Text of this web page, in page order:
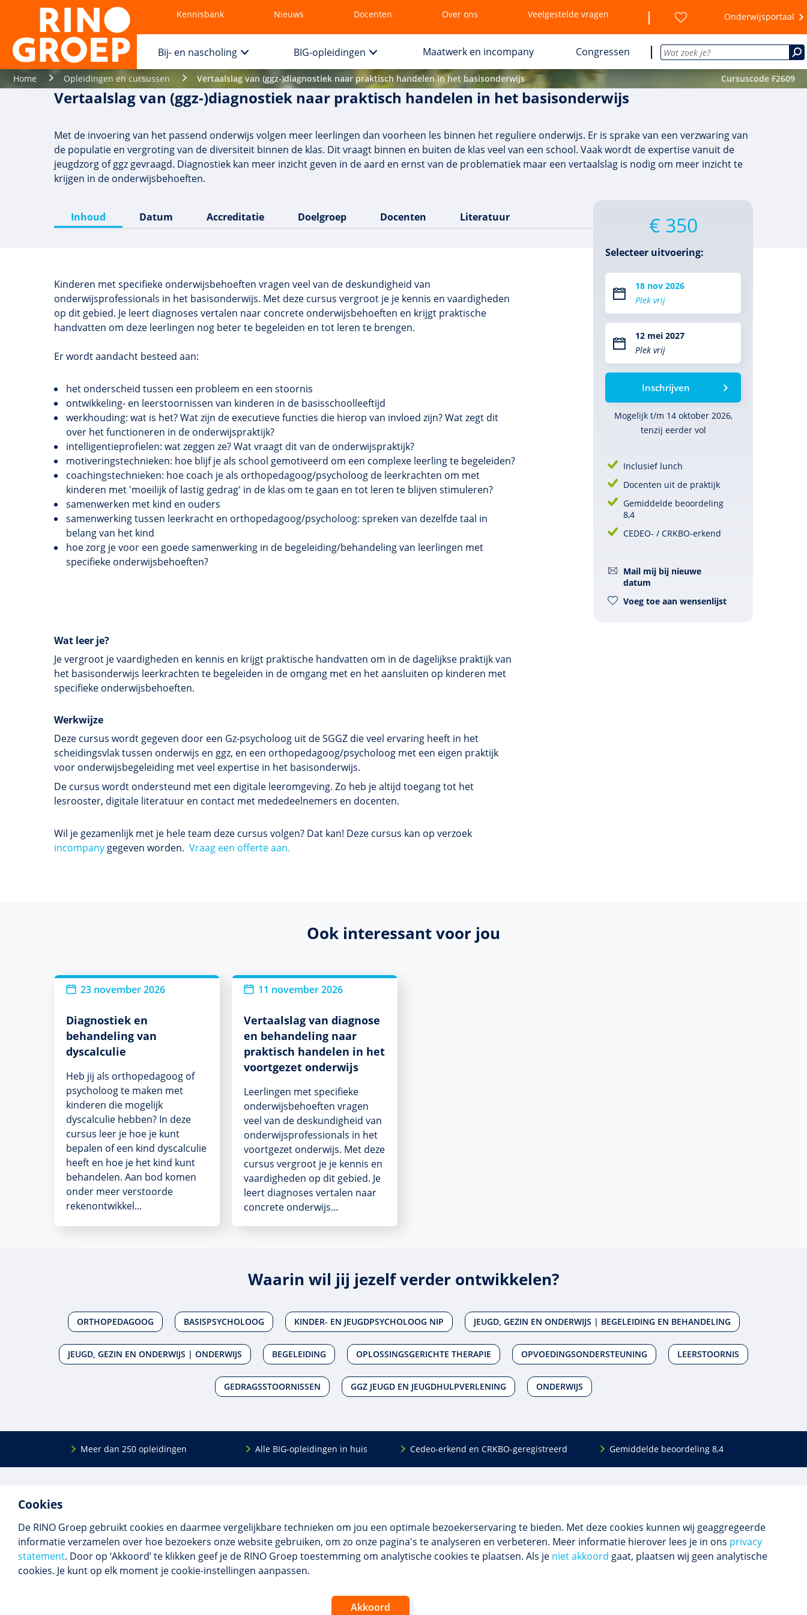
Cookies
De RINO Groep gebruikt cookies en daarmee vergelijkbare technieken om jou een optimale bezoekerservaring te bieden. Met deze cookies kunnen wij geaggregeerde
informatie verzamelen over hoe bezoekers onze website gebruiken, om zo onze pagina's te analyseren en verbeteren. Meer informatie hierover lees je in ons privacy
statement. Door op ‘Akkoord’ te klikken geef je de RINO Groep toestemming om analytische cookies te plaatsen. Als je niet akkoord gaat, plaatsen wij geen analytische
cookies. Je kunt op elk moment je cookie-instellingen aanpassen.
Akkoord
Kennisbank Nieuws Docenten Over ons Veelgestelde vragen Onderwijsportaal
Bij- en nascholing BIG-opleidingen Maatwerk en incompany Congressen
Home Opleidingen en cursussen Vertaalslag van (ggz-)diagnostiek naar praktisch handelen in het basisonderwijs Cursuscode F2609
Vertaalslag van (ggz-)diagnostiek naar praktisch handelen in het basisonderwijs
Met de invoering van het passend onderwijs volgen meer leerlingen dan voorheen les binnen het reguliere onderwijs. Er is sprake van een verzwaring van
de populatie en vergroting van de diversiteit binnen de klas. Dit vraagt binnen en buiten de klas veel van een school. Vaak wordt de expertise vanuit de
jeugdzorg of ggz gevraagd. Diagnostiek kan meer inzicht geven in de aard en ernst van de problematiek maar een vertaalslag is nodig om meer inzicht te
krijgen in de onderwijsbehoeften.
€ 350
Selecteer uitvoering:
18 nov 2026
Plek vrij
12 mei 2027
Plek vrij
Inschrijven
Mogelijk t/m 14 oktober 2026,
tenzij eerder vol
Inclusief lunch
Docenten uit de praktijk
Gemiddelde beoordeling
8,4
CEDEO- / CRKBO-erkend
Mail mij bij nieuwe
datum
Voeg toe aan wensenlijst
Inhoud Datum Accreditatie Doelgroep Docenten Literatuur
Kinderen met specifieke onderwijsbehoeften vragen veel van de deskundigheid van
onderwijsprofessionals in het basisonderwijs. Met deze cursus vergroot je je kennis en vaardigheden
op dit gebied. Je leert diagnoses vertalen naar concrete onderwijsbehoeften en krijgt praktische
handvatten om deze leerlingen nog beter te begeleiden en tot leren te brengen.
Er wordt aandacht besteed aan:
het onderscheid tussen een probleem en een stoornis
ontwikkeling- en leerstoornissen van kinderen in de basisschoolleeftijd
werkhouding: wat is het? Wat zijn de executieve functies die hierop van invloed zijn? Wat zegt dit
over het functioneren in de onderwijspraktijk?
intelligentieprofielen: wat zeggen ze? Wat vraagt dit van de onderwijspraktijk?
motiveringstechnieken: hoe blijf je als school gemotiveerd om een complexe leerling te begeleiden?
coachingstechnieken: hoe coach je als orthopedagoog/psycholoog de leerkrachten om met
kinderen met 'moeilijk of lastig gedrag' in de klas om te gaan en tot leren te blijven stimuleren?
samenwerken met kind en ouders
samenwerking tussen leerkracht en orthopedagoog/psycholoog: spreken van dezelfde taal in
belang van het kind
hoe zorg je voor een goede samenwerking in de begeleiding/behandeling van leerlingen met
specifieke onderwijsbehoeften?
Wat leer je?
Je vergroot je vaardigheden en kennis en krijgt praktische handvatten om in de dagelijkse praktijk van
het basisonderwijs leerkrachten te begeleiden in de omgang met en het aansluiten op kinderen met
specifieke onderwijsbehoeften.
Werkwijze
Deze cursus wordt gegeven door een Gz-psycholoog uit de SGGZ die veel ervaring heeft in het
scheidingsvlak tussen onderwijs en ggz, en een orthopedagoog/psycholoog met een eigen praktijk
voor onderwijsbegeleiding met veel expertise in het basisonderwijs.
De cursus wordt ondersteund met een digitale leeromgeving. Zo heb je altijd toegang tot het
lesrooster, digitale literatuur en contact met mededeelnemers en docenten.
Wil je gezamenlijk met je hele team deze cursus volgen? Dat kan! Deze cursus kan op verzoek
incompany gegeven worden. Vraag een offerte aan.
Ook interessant voor jou
23 november 2026
Diagnostiek en
behandeling van
dyscalculie
Heb jij als orthopedagoog of
psycholoog te maken met
kinderen die mogelijk
dyscalculie hebben? In deze
cursus leer je hoe je kunt
bepalen of een kind dyscalculie
heeft en hoe je het kind kunt
behandelen. Aan bod komen
onder meer verstoorde
rekenontwikkel…
11 november 2026
Vertaalslag van diagnose
en behandeling naar
praktisch handelen in het
voortgezet onderwijs
Leerlingen met specifieke
onderwijsbehoeften vragen
veel van de deskundigheid van
onderwijsprofessionals in het
voortgezet onderwijs. Met deze
cursus vergroot je je kennis en
vaardigheden op dit gebied. Je
leert diagnoses vertalen naar
concrete onderwijs…
Waarin wil jij jezelf verder ontwikkelen?
ORTHOPEDAGOOG BASISPSYCHOLOOG KINDER- EN JEUGDPSYCHOLOOG NIP JEUGD, GEZIN EN ONDERWIJS | BEGELEIDING EN BEHANDELING
JEUGD, GEZIN EN ONDERWIJS | ONDERWIJS BEGELEIDING OPLOSSINGSGERICHTE THERAPIE OPVOEDINGSONDERSTEUNING LEERSTOORNIS
GEDRAGSSTOORNISSEN GGZ JEUGD EN JEUGDHULPVERLENING ONDERWIJS
Meer dan 250 opleidingen Alle BIG-opleidingen in huis Cedeo-erkend en CRKBO-geregistreerd Gemiddelde beoordeling 8,4
voor mensen die werken met mensen met
een psychische kwets­baar­heid. Samen met
onze top­docenten bieden we innova­tieve
opleidingen, cursussen en congres­sen op
maat.
BIG-opleidingen
Maatwerk en incompany
Praktijkinstellingen
Erkenning aanvragen
Veelgestelde vragen
Contact
Algemene voorwaarden
aanbod en ons laatste nieuws.
Inschrijven nieuwsbrief